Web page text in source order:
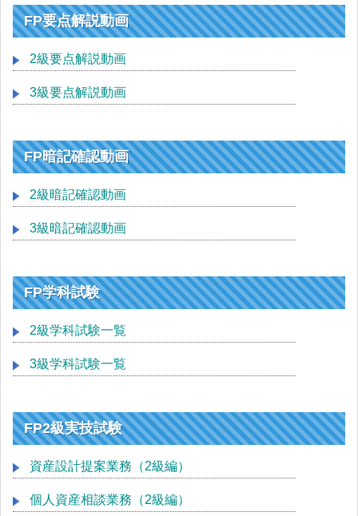
FP要点解説動画
2級要点解説動画
3級要点解説動画
FP暗記確認動画
2級暗記確認動画
3級暗記確認動画
FP学科試験
2級学科試験一覧
3級学科試験一覧
FP2級実技試験
資産設計提案業務（2級編）
個人資産相談業務（2級編）